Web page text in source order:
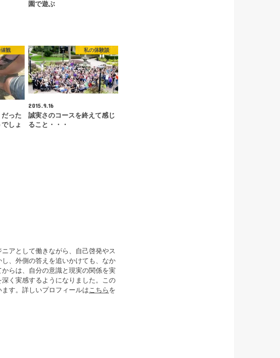
園で遊ぶ
観
った
しょ
私の体験談
2015.9.16
誠実さのコースを終えて感じ
ること・・・
アとして働きながら、自己啓発やス
、外側の答えを追いかけても、なか
らは、自分の意識と現実の関係を実
く実感するようになりました。この
す。詳しいプロフィールは こちら を